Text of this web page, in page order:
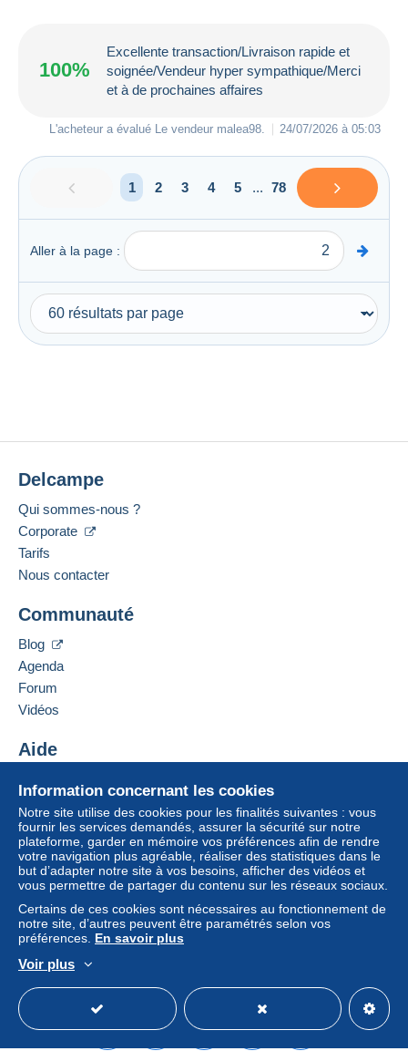
100%
Excellente transaction/Livraison rapide et
soignée/Vendeur hyper sympathique/Merci
et à de prochaines affaires
L'acheteur a évalué Le vendeur malea98 24/07/2026 à 05:03
1 2 3 4 5 ... 78
Aller à la page :
Information concernant les cookies
Notre site utilise des cookies pour les finalités suivantes : vous
fournir les services demandés, assurer la sécurité sur notre
plateforme, garder en mémoire vos préférences afin de rendre
votre navigation plus agréable, réaliser des statistiques dans le
but d’adapter notre site à vos besoins, afficher des vidéos et
vous permettre de partager du contenu sur les réseaux sociaux.
Certains de ces cookies sont nécessaires au fonctionnement de
notre site, d’autres peuvent être paramétrés selon vos
préférences. En savoir plus
Voir plus
Delcampe
Qui sommes-nous ?
Corporate
Tarifs
Nous contacter
Communauté
Blog
Agenda
Forum
Vidéos
Aide
Acheter sur Delcampe
Vendre sur Delcampe
Un site sécurisé